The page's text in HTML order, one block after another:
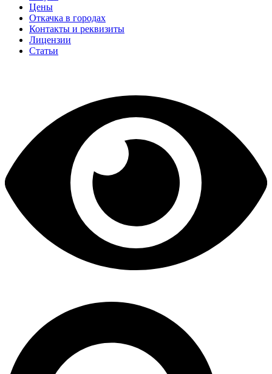
Цены
Откачка в городах
Контакты и реквизиты
Лицензии
Статьи